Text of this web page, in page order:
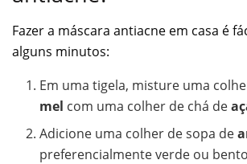
Fazer a máscara antiacne em casa é
alguns minutos:
Em uma tigela, misture uma
mel com uma colher de chá de
Adicione uma colher de sopa de
preferencialmente verde ou